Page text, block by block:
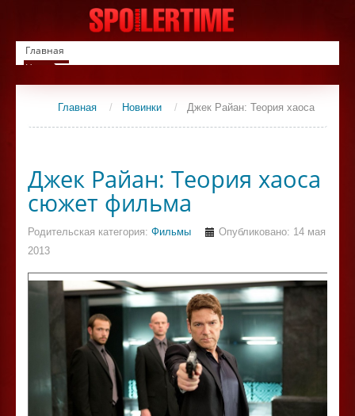
Главная
Новинки
Список фильмов
СериалыГлавная / Новинки / Джек Райан: Теория хаоса
Джек Райан: Теория хаоса
сюжет фильма
Родительская категория: Фильмы
Опубликовано: 14 мая
2013